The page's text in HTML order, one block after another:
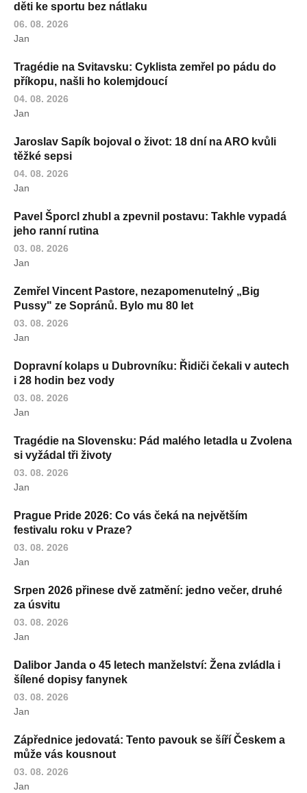
děti ke sportu bez nátlaku
06. 08. 2026
Jan
Tragédie na Svitavsku: Cyklista zemřel po pádu do
příkopu, našli ho kolemjdoucí
04. 08. 2026
Jan
Jaroslav Sapík bojoval o život: 18 dní na ARO kvůli
těžké sepsi
04. 08. 2026
Jan
Pavel Šporcl zhubl a zpevnil postavu: Takhle vypadá
jeho ranní rutina
03. 08. 2026
Jan
Zemřel Vincent Pastore, nezapomenutelný „Big
Pussy" ze Sopránů. Bylo mu 80 let
03. 08. 2026
Jan
Dopravní kolaps u Dubrovníku: Řidiči čekali v autech
i 28 hodin bez vody
03. 08. 2026
Jan
Tragédie na Slovensku: Pád malého letadla u Zvolena
si vyžádal tři životy
03. 08. 2026
Jan
Prague Pride 2026: Co vás čeká na největším
festivalu roku v Praze?
03. 08. 2026
Jan
Srpen 2026 přinese dvě zatmění: jedno večer, druhé
za úsvitu
03. 08. 2026
Jan
Dalibor Janda o 45 letech manželství: Žena zvládla i
šílené dopisy fanynek
03. 08. 2026
Jan
Zápřednice jedovatá: Tento pavouk se šíří Českem a
může vás kousnout
03. 08. 2026
Jan